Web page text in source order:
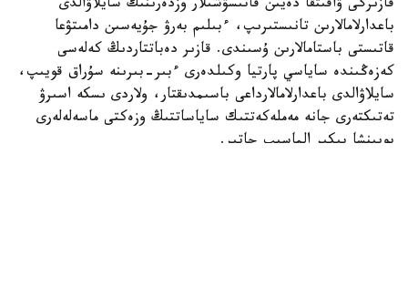
قازىرگى ۋاقىتقا دەيىن قاتىسۋشىلار وزدەرىنىڭ سايلاۋالدى
باعدارلامالارىن تانىستىرىپ، ءبىلىم بەرۋ جۇيەسىن دامىتۋعا
قاتىستى باستامالارىن ۇسىندى. قازىر دەباتتاردىڭ كەلەسى
كەزەڭىندە ساياسي پارتيا وكىلدەرى ءبىر-بىرىنە سۇراق قويىپ،
سايلاۋالدى باعدارلامالارداعى باسىمدىقتار، ولاردى ىسكە اسىرۋ
تەتىكتەرى جانە مەملەكەتتىك ساياساتتىڭ وزەكتى ماسەلەلەرى
بويىنشا پىكىر الماسىپ جاتىر.